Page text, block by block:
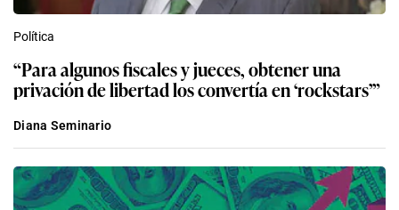
Política
“Para algunos fiscales y jueces, obtener una
privación de libertad los convertía en ‘rockstars’”
Diana Seminario